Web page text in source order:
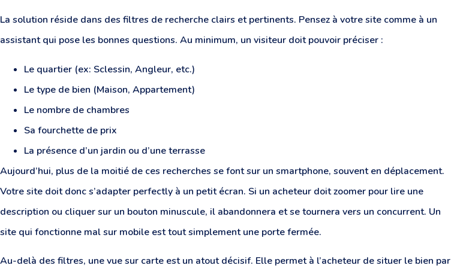
La solution réside dans des filtres de recherche clairs et pertinents. Pensez à votre site comme à un
assistant qui pose les bonnes questions. Au minimum, un visiteur doit pouvoir préciser :
Le quartier (ex: Sclessin, Angleur, etc.)
Le type de bien (Maison, Appartement)
Le nombre de chambres
Sa fourchette de prix
La présence d’un jardin ou d’une terrasse
Aujourd’hui, plus de la moitié de ces recherches se font sur un smartphone, souvent en déplacement.
Votre site doit donc s’adapter perfectly à un petit écran. Si un acheteur doit zoomer pour lire une
description ou cliquer sur un bouton minuscule, il abandonnera et se tournera vers un concurrent. Un
site qui fonctionne mal sur mobile est tout simplement une porte fermée.
Au-delà des filtres, une vue sur carte est un atout décisif. Elle permet à l’acheteur de situer le bien par